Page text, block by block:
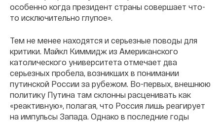
особенно когда президент страны совершает что-
то исключительно глупое».
Тем не менее находятся и серьезные поводы для
критики. Майкл Киммидж из Американского
католического университета отмечает два
серьезных пробела, возникших в понимании
путинской России за рубежом. Во-первых, внешнюю
политику Путина там склонны расценивать как
«реактивную», полагая, что Россия лишь реагирует
на импульсы Запада. Однако в последние годы